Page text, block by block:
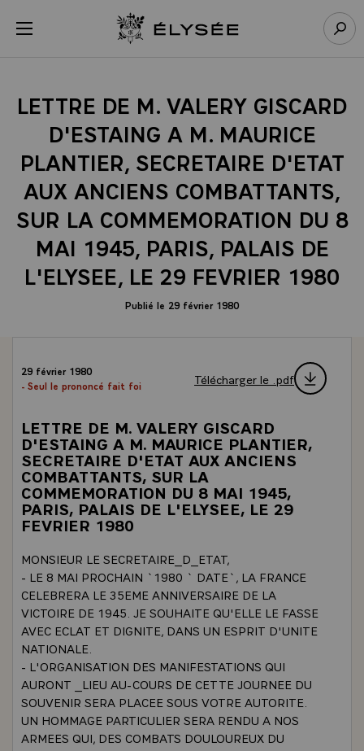
menu Retour à l’accueil Élysée
LETTRE DE M. VALERY GISCARD
D'ESTAING A M. MAURICE
PLANTIER, SECRETAIRE D'ETAT
AUX ANCIENS COMBATTANTS,
SUR LA COMMEMORATION DU 8
MAI 1945, PARIS, PALAIS DE
L'ELYSEE, LE 29 FEVRIER 1980
Publié le 29 février 1980
29 février 1980
- Seul le prononcé fait foi
Télécharger le .pdf
LETTRE DE M. VALERY GISCARD
D'ESTAING A M. MAURICE PLANTIER,
SECRETAIRE D'ETAT AUX ANCIENS
COMBATTANTS, SUR LA
COMMEMORATION DU 8 MAI 1945,
PARIS, PALAIS DE L'ELYSEE, LE 29
FEVRIER 1980
MONSIEUR LE SECRETAIRE_D_ETAT,
- LE 8 MAI PROCHAIN `1980 ` DATE`, LA FRANCE
CELEBRERA LE 35EME ANNIVERSAIRE DE LA
VICTOIRE DE 1945. JE SOUHAITE QU'ELLE LE FASSE
AVEC ECLAT ET DIGNITE, DANS UN ESPRIT D'UNITE
NATIONALE.
- L'ORGANISATION DES MANIFESTATIONS QUI
AURONT _LIEU AU-COURS DE CETTE JOURNEE DU
SOUVENIR SERA PLACEE SOUS VOTRE AUTORITE.
UN HOMMAGE PARTICULIER SERA RENDU A NOS
ARMEES QUI, DES COMBATS DOULOUREUX DU
Panneau de gestion des cookies